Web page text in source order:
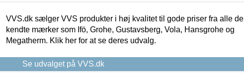
VVS.dk sælger VVS produkter i høj kvalitet til gode priser fra alle de
kendte mærker som Ifö, Grohe, Gustavsberg, Vola, Hansgrohe og
Megatherm. Klik her for at se deres udvalg.
Se udvalget på VVS.dk